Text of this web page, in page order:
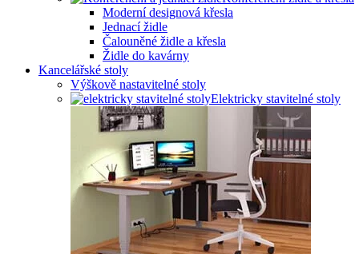
Moderní designová křesla
Jednací židle
Čalouněné židle a křesla
Židle do kavárny
Kancelářské stoly
Výškově nastavitelné stoly
Elektricky stavitelné stoly